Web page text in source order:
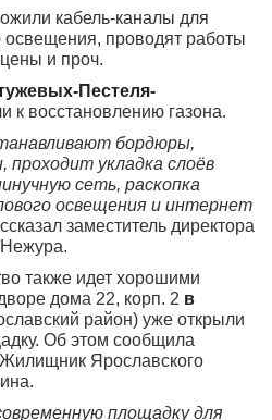
кабель-каналы для
освещения, проводят работы
и проч.
Пестеля-
к восстановлению газона.
бордюры,
проходит укладка слоёв
сеть, раскопка
освещения и интернет
заместитель директора
также идет хорошими
дома 22, корп. 2 в
район) уже открыли
Об этом сообщила
Ярославского
площадку для